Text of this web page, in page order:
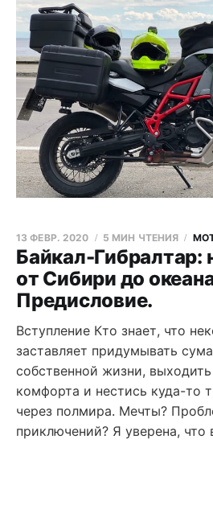
Байкал-Гибралтар:
от Сибири до
Предисловие.
13 ФЕВР. 2020 5 МИН ЧТЕНИЯ
Вступление Кто знает, что
заставляет придумывать
собственной жизни,
комфорта и нестись куда-то
через полмира. Мечты?
приключений? Я уверена, что